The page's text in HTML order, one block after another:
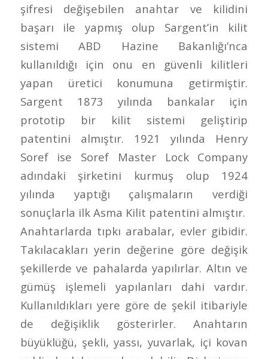
şifresi değişebilen anahtar ve kilidini
başarı ile yapmış olup Sargent’in kilit
sistemi ABD Hazine Bakanlığı’nca
kullanıldığı için onu en güvenli kilitleri
yapan üretici konumuna getirmiştir.
Sargent 1873 yılında bankalar için
prototip bir kilit sistemi geliştirip
patentini almıştır. 1921 yılında Henry
Soref ise Soref Master Lock Company
adındaki şirketini kurmuş olup 1924
yılında yaptığı çalışmaların verdiği
sonuçlarla ilk Asma Kilit patentini almıştır.
Anahtarlarda tıpkı arabalar, evler gibidir.
Takılacakları yerin değerine göre değişik
şekillerde ve pahalarda yapılırlar. Altın ve
gümüş işlemeli yapılanları dahi vardır.
Kullanıldıkları yere göre de şekil itibariyle
de değişiklik gösterirler. Anahtarın
büyüklüğü, şekli, yassı, yuvarlak, içi kovan